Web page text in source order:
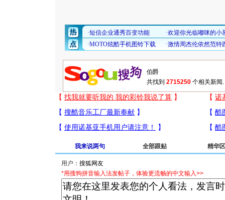
共找到 2715250 个相关新闻.
我来说两句 全部跟贴 精华区
用户：
*用搜狗拼音输入法发帖子，体验更流畅的中文输入>>